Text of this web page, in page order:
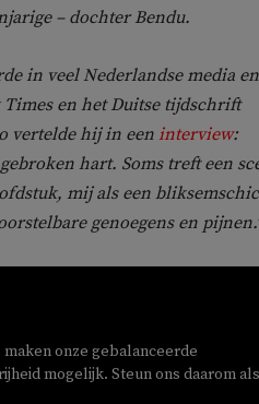
– dochter Bendu.
in veel Nederlandse media en
en het Duitse tijdschrift
vertelde hij in een interview:
hart. Soms treft een
mij als een
genoegens en pijnen.’
onze gebalanceerde
mogelijk. Steun ons daarom